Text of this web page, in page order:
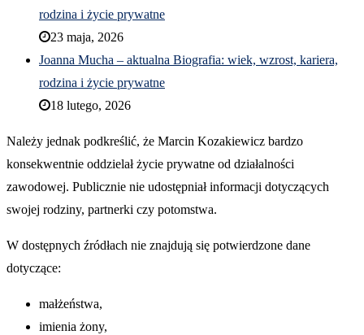
rodzina i życie prywatne
23 maja, 2026
Joanna Mucha – aktualna Biografia: wiek, wzrost, kariera,
rodzina i życie prywatne
18 lutego, 2026
Należy jednak podkreślić, że Marcin Kozakiewicz bardzo
konsekwentnie oddzielał życie prywatne od działalności
zawodowej. Publicznie nie udostępniał informacji dotyczących
swojej rodziny, partnerki czy potomstwa.
W dostępnych źródłach nie znajdują się potwierdzone dane
dotyczące:
małżeństwa,
imienia żony,